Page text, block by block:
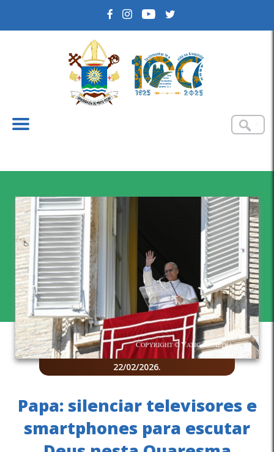
22/02/2026.
Papa: silenciar televisores e
smartphones para escutar